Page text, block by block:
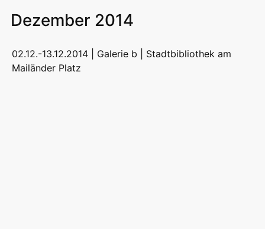
Dezember 2014
02.12.-13.12.2014 | Galerie b | Stadtbibliothek am
Mailänder Platz